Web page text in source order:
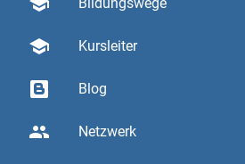
school Kursleiter
Blog
group Netzwerk